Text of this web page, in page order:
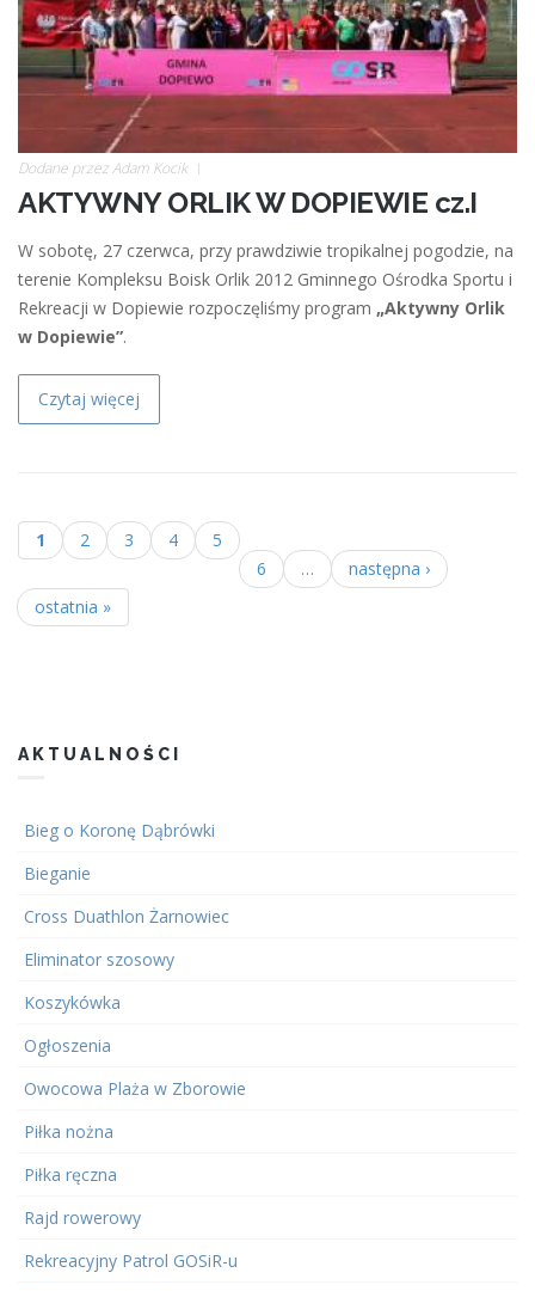
Dodane przezAdam Kocik
AKTYWNY ORLIK W DOPIEWIE cz.I
W sobotę, 27 czerwca, przy prawdziwie tropikalnej pogodzie, na
terenie Kompleksu Boisk Orlik 2012 Gminnego Ośrodka Sportu i
Rekreacji w Dopiewie rozpoczęliśmy program „Aktywny Orlik
w Dopiewie”.
Czytaj więcej
Strony
1 2 3 4
5
6
…
następna ›
ostatnia »
AKTUALNOŚCI
Bieg o Koronę Dąbrówki
Bieganie
Cross Duathlon Żarnowiec
Eliminator szosowy
Koszykówka
Ogłoszenia
Owocowa Plaża w Zborowie
Piłka nożna
Piłka ręczna
Rajd rowerowy
Rekreacyjny Patrol GOSiR-u